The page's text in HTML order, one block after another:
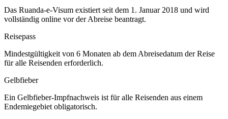
Das Ruanda-e-Visum existiert seit dem 1. Januar 2018 und wird
vollständig online vor der Abreise beantragt.
Reisepass
Mindestgültigkeit von 6 Monaten ab dem Abreisedatum der Reise
für alle Reisenden erforderlich.
Gelbfieber
Ein Gelbfieber-Impfnachweis ist für alle Reisenden aus einem
Endemiegebiet obligatorisch.